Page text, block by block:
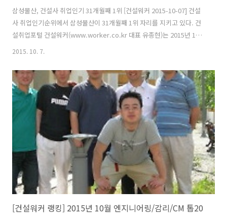
삼성물산, 건설사 취업인기 31개월째 1위 [건설워커 2015-10-07] 건설
사 취업인기순위에서 삼성물산이 31개월째 1위 자리를 지키고 있다. 건
설취업포털 건설워커(www.worker.co.kr 대표 유종현)는 2015년 10
월 건설사 취업인기순위(일명 ‘건설워커 랭킹’)에서 삼성물산이 31개월
어링), 구산토건(전문건설), 희림종합건축사사무소(건축설계), 국보디자
인(인테리어)이 각 부문별 1위로 선정됐다. 종합건설 부문에서는 삼성물
산에 이어 현대건설, 대우건설, 포스코건설, GS건설, 대림산업, 롯데건
설, SK건설, 두산건설, 호반건설이 톱10에 이름을 올렸다. 또 한화건설,
부영, 계룡건설산업, 현대산업개발, 두산중공업, 금호건설, ..
2015. 10. 7.
[건설워커 랭킹] 2015년 10월 엔지니어링/감리/CM 톱20